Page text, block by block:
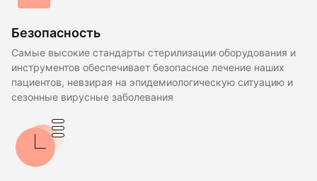
Безопасность
Самые высокие стандарты стерилизации оборудования и
инструментов обеспечивает безопасное лечение наших
пациентов, невзирая на эпидемиологическую ситуацию и
сезонные вирусные заболевания